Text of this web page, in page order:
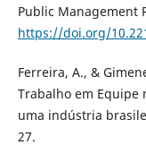
Public Management
https://doi.org/
Ferreira, A., &
Trabalho em Equipe
uma indústria
27.